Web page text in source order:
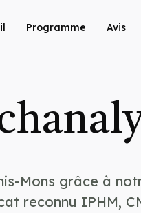
Programme Avis
Mons grâce à
reconnu IPHM,